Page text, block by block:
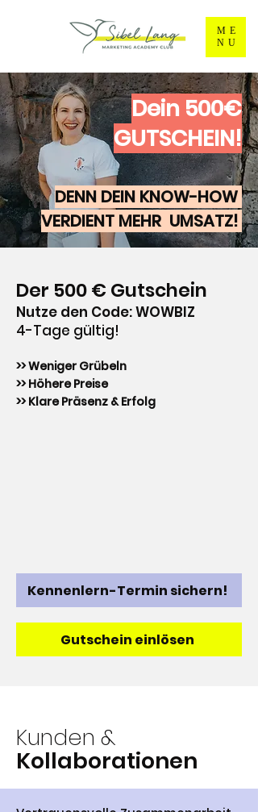
ME
NU
Dein 500€
GUTSCHEIN!
DENN DEIN KNOW-HOW
VERDIENT MEHR UMSATZ!
Der 500 € Gutschein
Nutze den Code: WOWBIZ
4-Tage gültig!
>> Weniger Grübeln
>> Höhere Preise
>> Klare Präsenz & Erfolg
Kennenlern-Termin sichern!
Gutschein einlösen
Kunden &
Kollaborationen